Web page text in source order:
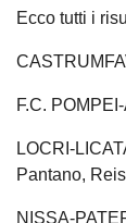
Ecco tutti i
F.C.
LOCRI-
Pantano,
NISSA-